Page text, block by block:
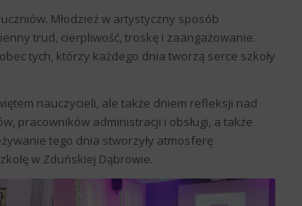
Młodzież w artystyczny sposób
trud, cierpliwość, troskę i zaangażowanie.
tych, którzy każdego dnia tworzą serce szkoły
nauczycieli, ale także dniem refleksji nad
pracowników administracji i obsługi, a także
tego dnia stworzyły atmosferę
w Zduńskiej Dąbrowie.